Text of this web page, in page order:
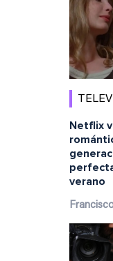
Netflix
verano